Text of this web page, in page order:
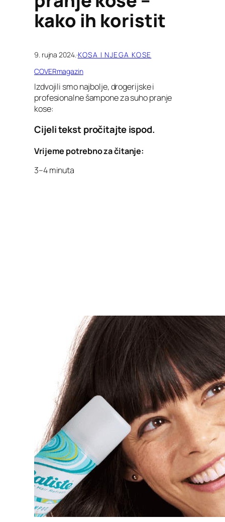
kako ih koristit
9. rujna 2024. ·KOSA I NJEGA KOSE
COVERmagazin
Izdvojili smo najbolje, drogerijske i
profesionalne šampone za suho pranje
kose:
Cijeli tekst pročitajte ispod.
Vrijeme potrebno za čitanje:
3–4 minuta